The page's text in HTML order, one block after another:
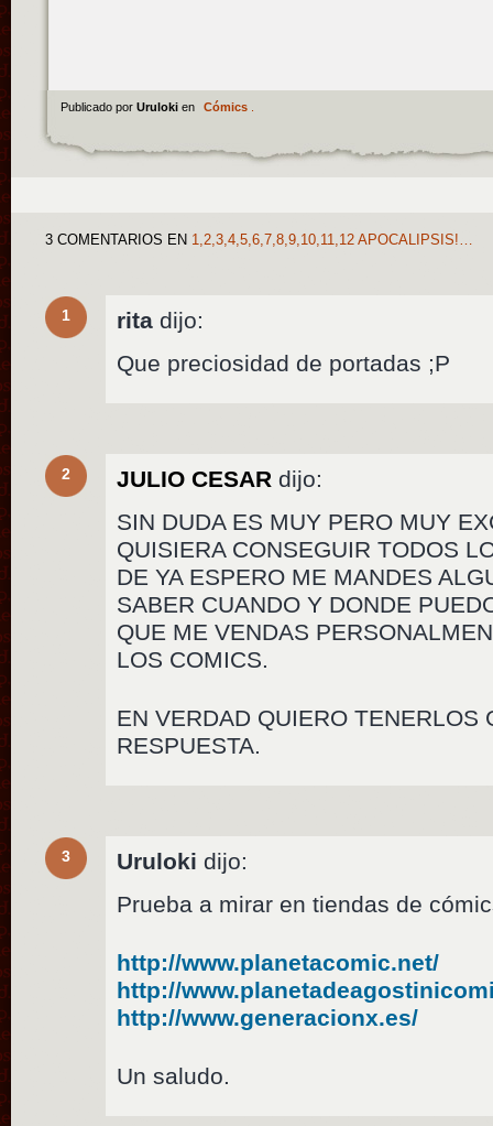
Publicado por Uruloki en Cómics.
3 COMENTARIOS EN 1,2,3,4,5,6,7,8,9,10,11,12 APOCALIPSIS!…
1 rita dijo:
Que preciosidad de portadas ;P
2 JULIO CESAR dijo:
SIN DUDA ES MUY PERO MUY
QUISIERA CONSEGUIR TODOS
DE YA ESPERO ME MANDES
SABER CUANDO Y DONDE
QUE ME VENDAS
LOS COMICS.
EN VERDAD QUIERO TENERLOS
RESPUESTA.
3 Uruloki dijo:
Prueba a mirar en tiendas de
http://www.planetacomic.net/
http://
http://www.generacionx.es/
Un saludo.